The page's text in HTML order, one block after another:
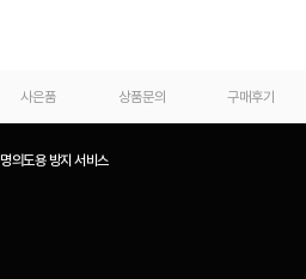
사은품 상품문의 구매후기
명의도용 방지 서비스